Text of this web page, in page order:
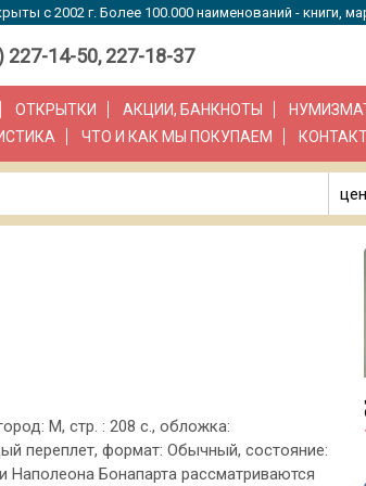
с 2002 г. Более 100.000 наименований - книги,
227-14-50, 227-18-37
ОТКРЫТКИ АКЦИИ, БАНКНОТЫ
ЧТО И КАК МЫ ПОКУПАЕМ
М, стр. : 208 с., обложка:
переплет, формат: Обычный, состояние:
Наполеона Бонапарта рассматриваются